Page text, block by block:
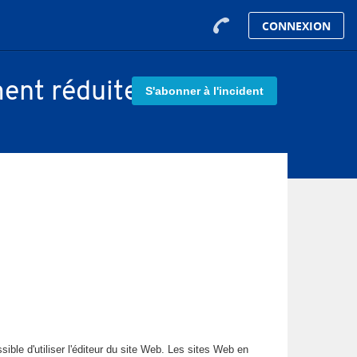
CONNEXION
réduites.S'abonner à l'incident
d'utiliser l'éditeur du site Web. Les sites Web en